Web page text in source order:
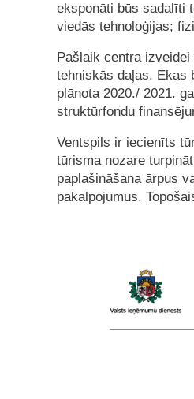
eksponāti būs sadalīti
viedās tehnoloģijas;
Pašlaik centra
tehniskās daļas. Ēkas
plānota 2020./ 2021.
struktūrfondu
Ventspils ir iecienīts
tūrisma nozare
paplašināšana ārpus
pakalpojumus.